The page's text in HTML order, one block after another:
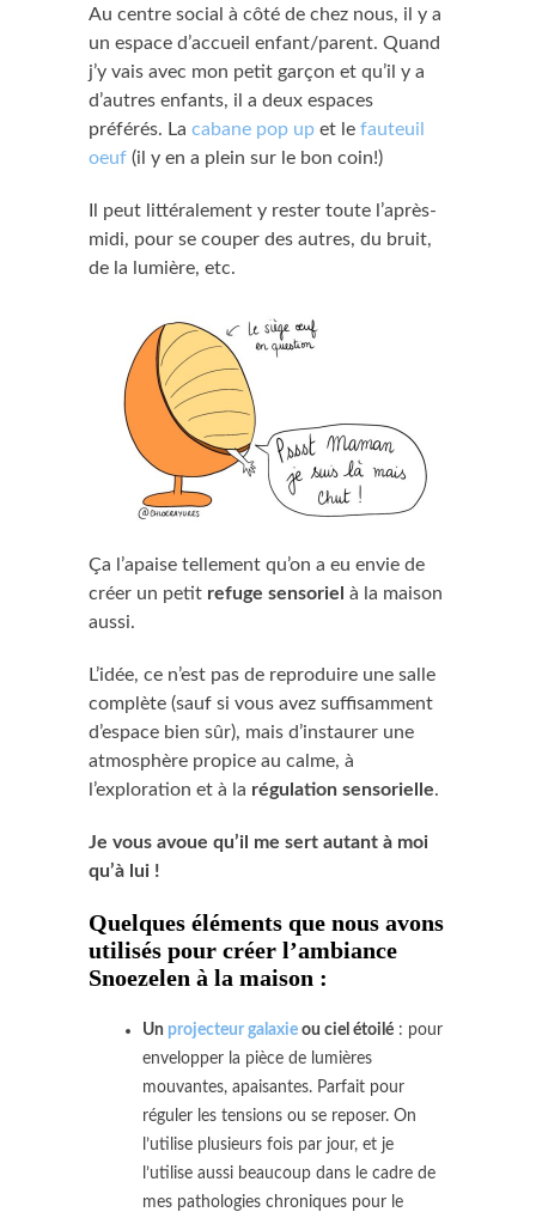
Au centre social à côté de chez nous, il y a
un espace d’accueil enfant/parent. Quand
j’y vais avec mon petit garçon et qu’il y a
d’autres enfants, il a deux espaces
préférés. La cabane pop up et le fauteuil
oeuf (il y en a plein sur le bon coin!)
Il peut littéralement y rester toute l’après-
midi, pour se couper des autres, du bruit,
de la lumière, etc.
Ça l’apaise tellement qu’on a eu envie de
créer un petit refuge sensoriel à la maison
aussi.
L’idée, ce n’est pas de reproduire une salle
complète (sauf si vous avez suffisamment
d’espace bien sûr), mais d’instaurer une
atmosphère propice au calme, à
l’exploration et à la régulation sensorielle.
Je vous avoue qu’il me sert autant à moi
qu’à lui !
Quelques éléments que nous avons
utilisés pour créer l’ambiance
Snoezelen à la maison :
Un projecteur galaxie ou ciel étoilé : pour
envelopper la pièce de lumières
mouvantes, apaisantes. Parfait pour
réguler les tensions ou se reposer. On
l’utilise plusieurs fois par jour, et je
l’utilise aussi beaucoup dans le cadre de
mes pathologies chroniques pour le